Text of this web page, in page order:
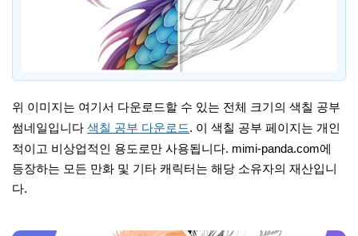
위 이미지는 여기서 다운로드할 수 있는 전체 크기의 색칠 공부
썸네일입니다 색칠 공부 다운로드. 이 색칠 공부 페이지는 개인
적이고 비상업적인 용도로만 사용됩니다. mimi-panda.com에
등장하는 모든 만화 및 기타 캐릭터는 해당 소유자의 재산입니
다.